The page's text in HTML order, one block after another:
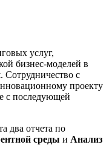
услуг,
бизнес-моделей в
Сотрудничество с
проекту
с последующей
два отчета по
среды и Анализ